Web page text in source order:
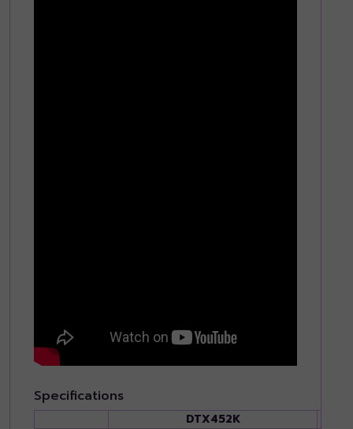
Specifications
DTX452K